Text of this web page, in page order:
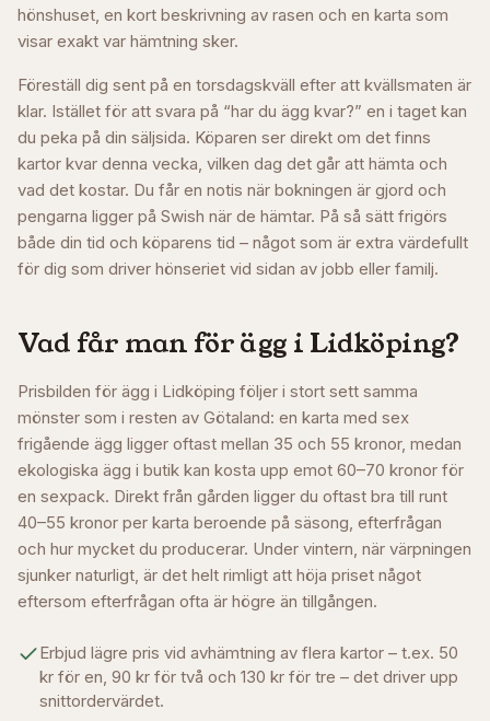
hönshuset, en kort beskrivning av rasen och en karta som
visar exakt var hämtning sker.
Föreställ dig sent på en torsdagskväll efter att kvällsmaten är
klar. Istället för att svara på “har du ägg kvar?” en i taget kan
du peka på din säljsida. Köparen ser direkt om det finns
kartor kvar denna vecka, vilken dag det går att hämta och
vad det kostar. Du får en notis när bokningen är gjord och
pengarna ligger på Swish när de hämtar. På så sätt frigörs
både din tid och köparens tid – något som är extra värdefullt
för dig som driver hönseriet vid sidan av jobb eller familj.
Vad får man för ägg i Lidköping?
Prisbilden för ägg i Lidköping följer i stort sett samma
mönster som i resten av Götaland: en karta med sex
frigående ägg ligger oftast mellan 35 och 55 kronor, medan
ekologiska ägg i butik kan kosta upp emot 60–70 kronor för
en sexpack. Direkt från gården ligger du oftast bra till runt
40–55 kronor per karta beroende på säsong, efterfrågan
och hur mycket du producerar. Under vintern, när värpningen
sjunker naturligt, är det helt rimligt att höja priset något
eftersom efterfrågan ofta är högre än tillgången.
Erbjud lägre pris vid avhämtning av flera kartor – t.ex. 50
kr för en, 90 kr för två och 130 kr för tre – det driver upp
snittordervärdet.